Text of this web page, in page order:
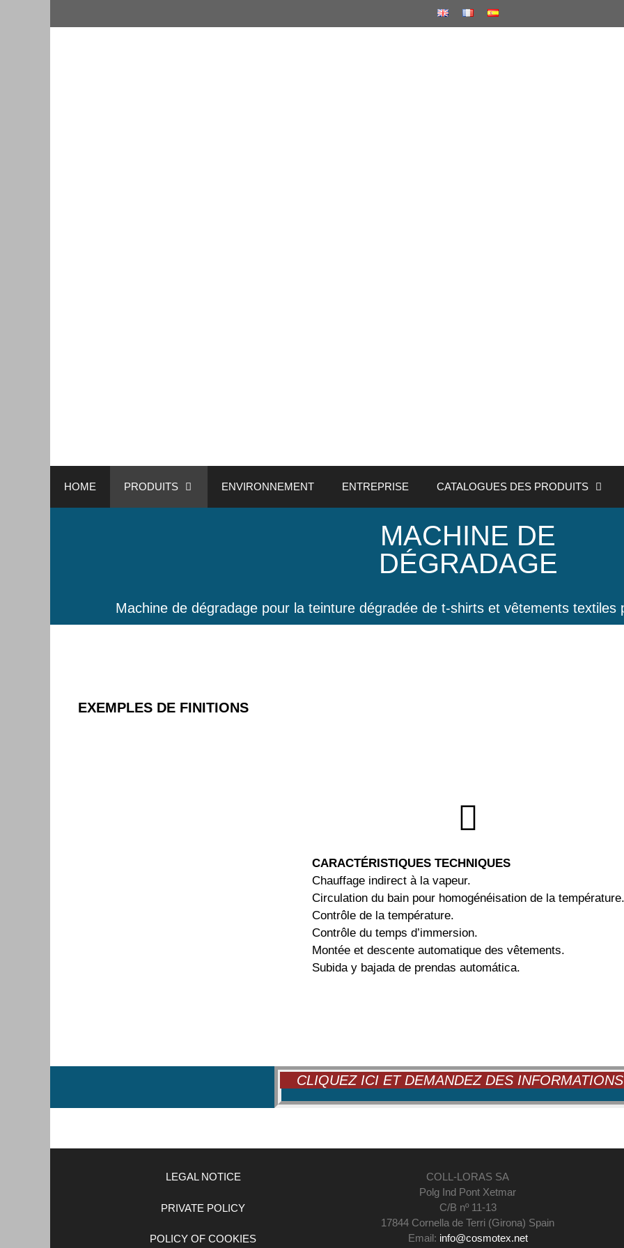
HOME PRODUITS ENVIRONNEMENT ENTREPRISE CATALOGUES DES PRODUITS
MACHINE DE
DÉGRADAGE
Machine de dégradage pour la teinture dégradée de t-shirts et vêtements textiles
EXEMPLES DE FINITIONS
CARACTÉRISTIQUES TECHNIQUES
Chauffage indirect à la vapeur.
Circulation du bain pour homogénéisation de la température.
Contrôle de la température.
Contrôle du temps d’immersion.
Montée et descente automatique des vêtements.
Subida y bajada de prendas automática.
CLIQUEZ ICI ET DEMANDEZ DES
LEGAL NOTICE
PRIVATE POLICY
POLICY OF COOKIES
COLL-LORAS SA
Polg Ind Pont Xetmar
C/B nº 11-13
17844 Cornella de Terri (Girona) Spain
Email: info@cosmotex.net